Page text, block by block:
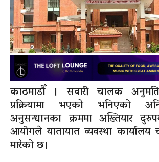
काठमाडौँ । सवारी चालक
प्रक्रियामा भएको भनिएको
अनुसन्धानका क्रममा अख्तियार
आयोगले यातायात व्यवस्था कार्यालय
मारेको छ।